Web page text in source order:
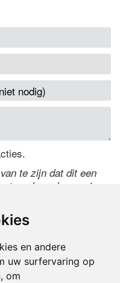
en andere
uw surfervaring op
om
te zijn dat dit een
code over in